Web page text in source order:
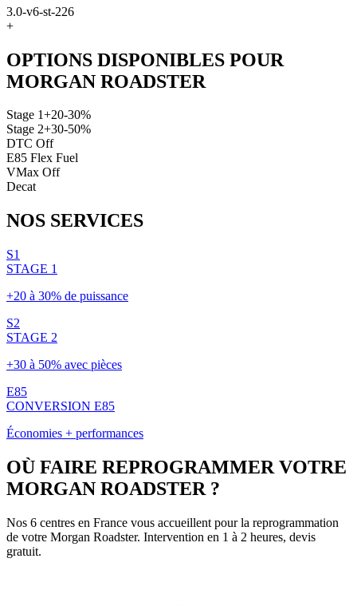
3.0-v6-st-226
+
OPTIONS DISPONIBLES POUR
MORGAN ROADSTER
Stage 1+20-30%
Stage 2+30-50%
DTC Off
E85 Flex Fuel
VMax Off
Decat
NOS SERVICES
S1
STAGE 1
+20 à 30% de puissance
S2
STAGE 2
+30 à 50% avec pièces
E85
CONVERSION E85
Économies + performances
OÙ FAIRE REPROGRAMMER VOTRE
MORGAN ROADSTER ?
Nos 6 centres en France vous accueillent pour la reprogrammation
de votre Morgan Roadster. Intervention en 1 à 2 heures, devis
gratuit.